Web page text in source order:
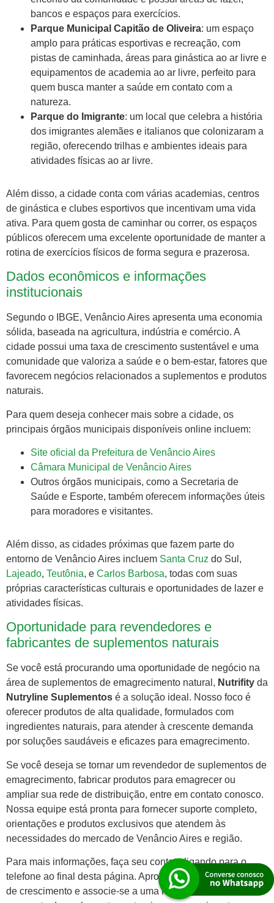
bancos e espaços para exercícios.
Parque Municipal Capitão de Oliveira: um espaço
amplo para práticas esportivas e recreação, com
pistas de caminhada, áreas para ginástica ao ar livre e
equipamentos de academia ao ar livre, perfeito para
quem busca manter a saúde em contato com a
natureza.
Parque do Imigrante: um local que celebra a história
dos imigrantes alemães e italianos que colonizaram a
região, oferecendo trilhas e ambientes ideais para
atividades físicas ao ar livre.
Além disso, a cidade conta com várias academias, centros
de ginástica e clubes esportivos que incentivam uma vida
ativa. Para quem gosta de caminhar ou correr, os espaços
públicos oferecem uma excelente oportunidade de manter a
rotina de exercícios físicos de forma segura e prazerosa.
Dados econômicos e informações
institucionais
Segundo o IBGE, Venâncio Aires apresenta uma economia
sólida, baseada na agricultura, indústria e comércio. A
cidade possui uma taxa de crescimento sustentável e uma
comunidade que valoriza a saúde e o bem-estar, fatores que
favorecem negócios relacionados a suplementos e produtos
naturais.
Para quem deseja conhecer mais sobre a cidade, os
principais órgãos municipais disponíveis online incluem:
Site oficial da Prefeitura de Venâncio Aires
Câmara Municipal de Venâncio Aires
Outros órgãos municipais, como a Secretaria de
Saúde e Esporte, também oferecem informações úteis
para moradores e visitantes.
Além disso, as cidades próximas que fazem parte do
entorno de Venâncio Aires incluem Santa Cruz do Sul,
Lajeado, Teutônia, e Carlos Barbosa, todas com suas
próprias características culturais e oportunidades de lazer e
atividades físicas.
Oportunidade para revendedores e
fabricantes de suplementos naturais
Se você está procurando uma oportunidade de negócio na
área de suplementos de emagrecimento natural, Nutrifity da
Nutryline Suplementos é a solução ideal. Nosso foco é
oferecer produtos de alta qualidade, formulados com
ingredientes naturais, para atender à crescente demanda
por soluções saudáveis e eficazes para emagrecimento.
Se você deseja se tornar um revendedor de suplementos de
emagrecimento, fabricar produtos para emagrecer ou
ampliar sua rede de distribuição, entre em contato conosco.
Nossa equipe está pronta para fornecer suporte completo,
orientações e produtos exclusivos que atendem às
necessidades do mercado de Venâncio Aires e região.
Para mais informações, faça seu contato ligando para o
telefone ao final desta página. Aproveite essa oportunidade
de crescimento e associe-se a uma marca reconhecida no